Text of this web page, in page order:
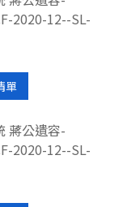
2020-12--SL-
單
蔣公遺容-
2020-12--SL-